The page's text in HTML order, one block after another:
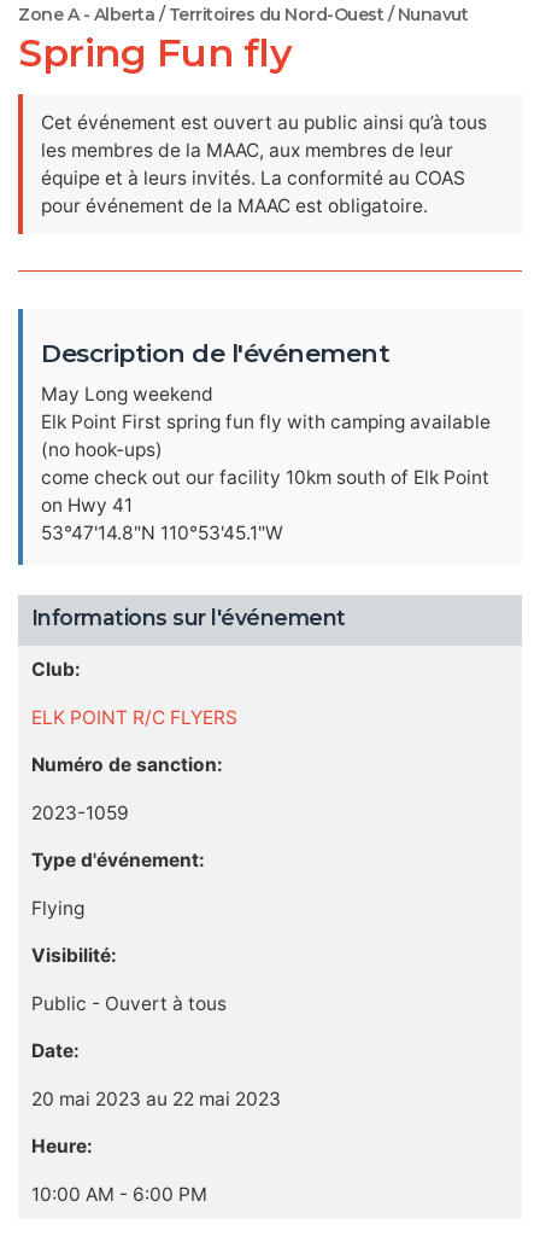
Zone A - Alberta / Territoires du Nord-Ouest / Nunavut
Spring Fun fly
Cet événement est ouvert au public ainsi qu’à tous
les membres de la MAAC, aux membres de leur
équipe et à leurs invités. La conformité au COAS
pour événement de la MAAC est obligatoire.
Description de l'événement
May Long weekend
Elk Point First spring fun fly with camping available
(no hook-ups)
come check out our facility 10km south of Elk Point
on Hwy 41
53°47'14.8"N 110°53'45.1"W
Informations sur l'événement
Club:
ELK POINT R/C FLYERS
Numéro de sanction:
2023-1059
Type d'événement:
Flying
Visibilité:
Public - Ouvert à tous
Date:
20 mai 2023 au 22 mai 2023
Heure:
10:00 AM - 6:00 PM